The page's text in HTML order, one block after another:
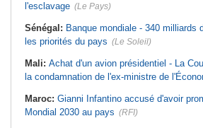
l'esclavage (Le Pays)
Sénégal: Banque mondiale - 340 milliards
les priorités du pays (Le Soleil)
Mali: Achat d'un avion présidentiel - La
la condamnation de l'ex-ministre de
Maroc: Gianni Infantino accusé d'avoir
Mondial 2030 au pays (RFI)